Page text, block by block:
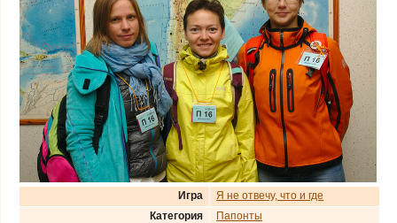
Игра
Я не отвечу, что и где
Категория
Папонты